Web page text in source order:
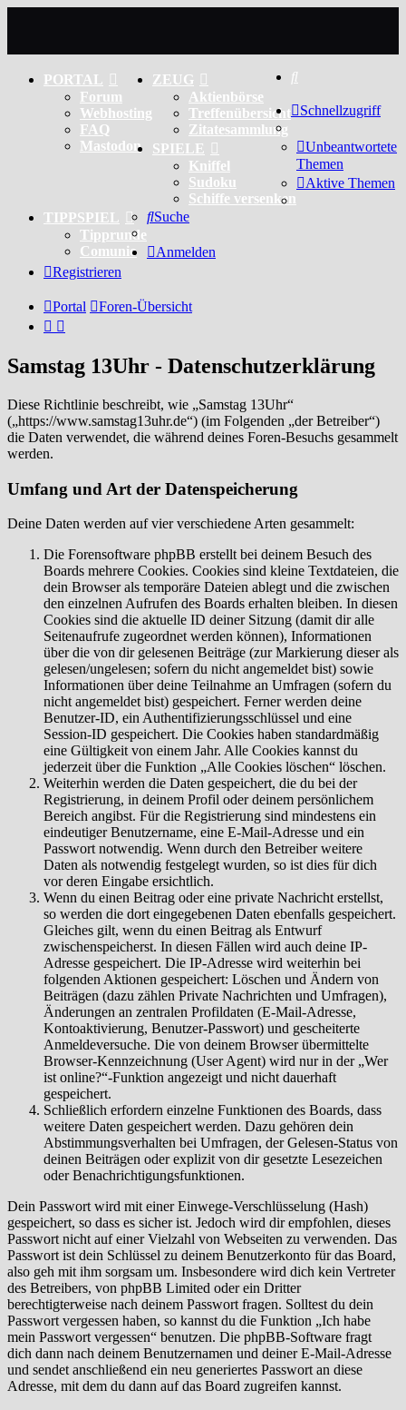
PORTAL
Forum
Webhosting
FAQ
Mastodon
ZEUG
Aktienbörse
Treffenübersicht
Zitatesammlung
SPIELE
Kniffel
Sudoku
Schiffe versenken
TIPPSPIEL
Tipprunde
Comunio
Schnellzugriff
Unbeantwortete
Themen
Aktive Themen
Suche
Anmelden
Registrieren
Portal Foren-Übersicht
Samstag 13Uhr - Datenschutzerklärung
Diese Richtlinie beschreibt, wie „Samstag 13Uhr“
(„https://www.samstag13uhr.de“) (im Folgenden „der Betreiber“)
die Daten verwendet, die während deines Foren-Besuchs gesammelt
werden.
Umfang und Art der Datenspeicherung
Deine Daten werden auf vier verschiedene Arten gesammelt:
Die Forensoftware phpBB erstellt bei deinem Besuch des
Boards mehrere Cookies. Cookies sind kleine Textdateien, die
dein Browser als temporäre Dateien ablegt und die zwischen
den einzelnen Aufrufen des Boards erhalten bleiben. In diesen
Cookies sind die aktuelle ID deiner Sitzung (damit dir alle
Seitenaufrufe zugeordnet werden können), Informationen
über die von dir gelesenen Beiträge (zur Markierung dieser als
gelesen/ungelesen; sofern du nicht angemeldet bist) sowie
Informationen über deine Teilnahme an Umfragen (sofern du
nicht angemeldet bist) gespeichert. Ferner werden deine
Benutzer-ID, ein Authentifizierungsschlüssel und eine
Session-ID gespeichert. Die Cookies haben standardmäßig
eine Gültigkeit von einem Jahr. Alle Cookies kannst du
jederzeit über die Funktion „Alle Cookies löschen“ löschen.
Weiterhin werden die Daten gespeichert, die du bei der
Registrierung, in deinem Profil oder deinem persönlichem
Bereich angibst. Für die Registrierung sind mindestens ein
eindeutiger Benutzername, eine E-Mail-Adresse und ein
Passwort notwendig. Wenn durch den Betreiber weitere
Daten als notwendig festgelegt wurden, so ist dies für dich
vor deren Eingabe ersichtlich.
Wenn du einen Beitrag oder eine private Nachricht erstellst,
so werden die dort eingegebenen Daten ebenfalls gespeichert.
Gleiches gilt, wenn du einen Beitrag als Entwurf
zwischenspeicherst. In diesen Fällen wird auch deine IP-
Adresse gespeichert. Die IP-Adresse wird weiterhin bei
folgenden Aktionen gespeichert: Löschen und Ändern von
Beiträgen (dazu zählen Private Nachrichten und Umfragen),
Änderungen an zentralen Profildaten (E-Mail-Adresse,
Kontoaktivierung, Benutzer-Passwort) und gescheiterte
Anmeldeversuche. Die von deinem Browser übermittelte
Browser-Kennzeichnung (User Agent) wird nur in der „Wer
ist online?“-Funktion angezeigt und nicht dauerhaft
gespeichert.
Schließlich erfordern einzelne Funktionen des Boards, dass
weitere Daten gespeichert werden. Dazu gehören dein
Abstimmungsverhalten bei Umfragen, der Gelesen-Status von
deinen Beiträgen oder explizit von dir gesetzte Lesezeichen
oder Benachrichtigungsfunktionen.
Dein Passwort wird mit einer Einwege-Verschlüsselung (Hash)
gespeichert, so dass es sicher ist. Jedoch wird dir empfohlen, dieses
Passwort nicht auf einer Vielzahl von Webseiten zu verwenden. Das
Passwort ist dein Schlüssel zu deinem Benutzerkonto für das Board,
also geh mit ihm sorgsam um. Insbesondere wird dich kein Vertreter
des Betreibers, von phpBB Limited oder ein Dritter
berechtigterweise nach deinem Passwort fragen. Solltest du dein
Passwort vergessen haben, so kannst du die Funktion „Ich habe
mein Passwort vergessen“ benutzen. Die phpBB-Software fragt
dich dann nach deinem Benutzernamen und deiner E-Mail-Adresse
und sendet anschließend ein neu generiertes Passwort an diese
Adresse, mit dem du dann auf das Board zugreifen kannst.